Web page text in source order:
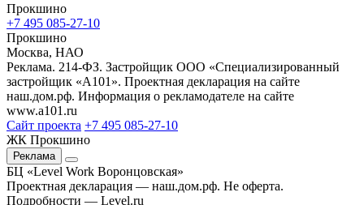
Прокшино
+7 495 085-27-10
Прокшино
Москва, НАО
Реклама. 214-ФЗ. Застройщик ООО «Специализированный
застройщик «А101». Проектная декларация на сайте
наш.дом.рф. Информация о рекламодателе на сайте
www.a101.ru
Сайт проекта +7 495 085-27-10
ЖК Прокшино
Реклама
БЦ «Level Work Воронцовская»‎
Проектная декларация — наш.дом.рф. Не оферта.
Подробности — Level.ru